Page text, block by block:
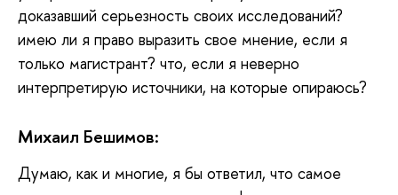
доказавший серьезность своих исследований?
имею ли я право выразить свое мнение, если я
только магистрант? что, если я неверно
интерпретирую источники, на которые опираюсь?
Михаил Бешимов:
Думаю, как и многие, я бы ответил, что самое